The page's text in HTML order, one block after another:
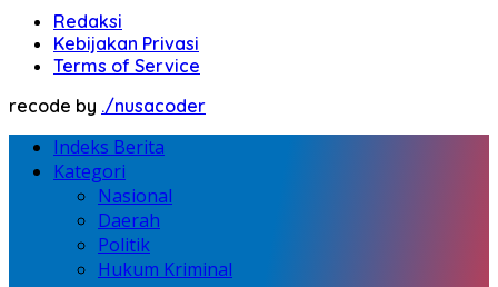
Redaksi
Kebijakan Privasi
Terms of Service
recode by ./nusacoder
Indeks Berita
Kategori
Nasional
Daerah
Politik
Hukum Kriminal